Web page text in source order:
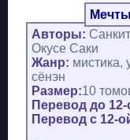
Авторы:
Окусе Саки
Жанр: мистика,
сёнэн
Размер:10
Перевод до
Перевод c 12-